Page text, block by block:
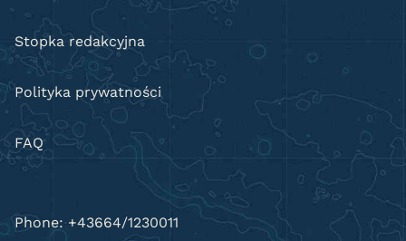
Stopka redakcyjna
Polityka prywatności
FAQ
Phone: +43664/1230011